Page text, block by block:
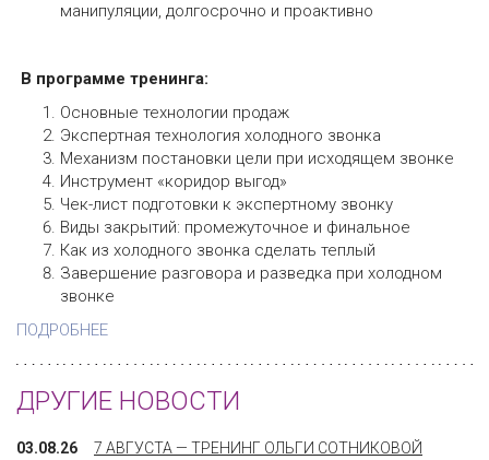
манипуляции, долгосрочно и проактивно
В программе тренинга:
Основные технологии продаж
Экспертная технология холодного звонка
Механизм постановки цели при исходящем звонке
Инструмент «коридор выгод»
Чек-лист подготовки к экспертному звонку
Виды закрытий: промежуточное и финальное
Как из холодного звонка сделать теплый
Завершение разговора и разведка при холодном
звонке
ПОДРОБНЕЕ
ДРУГИЕ НОВОСТИ
03.08.26
7 АВГУСТА — ТРЕНИНГ ОЛЬГИ СОТНИКОВОЙ